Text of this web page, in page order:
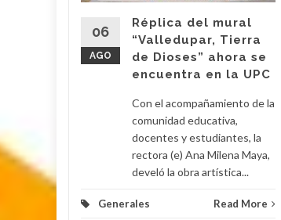
y
06
AGO
Réplica del mural
“Valledupar, Tierra
de Dioses” ahora se
encuentra en la UPC
Con el acompañamiento de la
comunidad educativa,
docentes y estudiantes, la
rectora (e) Ana Milena Maya,
develó la obra artística...
Generales Read More